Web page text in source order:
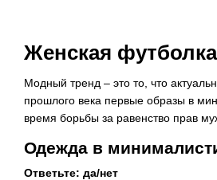
Женская
Модный тренд – это то, что
прошлого века первые образы в
время борьбы за равенство прав
Одежда в
Ответьте: да/нет